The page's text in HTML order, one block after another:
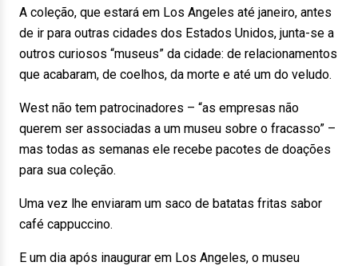
A coleção, que estará em Los Angeles até janeiro, antes
de ir para outras cidades dos Estados Unidos, junta-se a
outros curiosos “museus” da cidade: de relacionamentos
que acabaram, de coelhos, da morte e até um do veludo.
West não tem patrocinadores – “as empresas não
querem ser associadas a um museu sobre o fracasso” –
mas todas as semanas ele recebe pacotes de doações
para sua coleção.
Uma vez lhe enviaram um saco de batatas fritas sabor
café cappuccino.
E um dia após inaugurar em Los Angeles, o museu